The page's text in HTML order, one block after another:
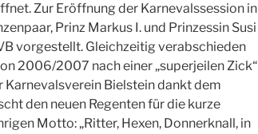
Zur Eröffnung der Karnevalssession in
Prinz Markus I. und Prinzessin Susi
vorgestellt. Gleichzeitig verabschieden
2006/2007 nach einer „superjeilen Zick“
Karnevalsverein Bielstein dankt dem
den neuen Regenten für die kurze
Motto: „Ritter, Hexen, Donnerknall, in